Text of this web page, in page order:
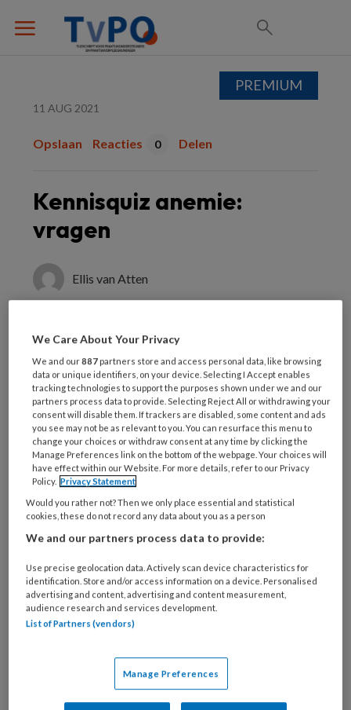
11 AUG 2021
Opslaan Reacties 0 Delen
Kennisquiz anemie:
vragen
Ellis van Atten
onderwerpen die met je beroep te
maken hebben. Deze quiz gaat over
anemie. De vragen zijn deels
geformuleerd als stellingen en deels
als multiplechoicevragen.
Test je kennis over allerlei onderwerpen
Al abonnee?Log dan in
PREMIUM
We Care About Your Privacy
We and our887 partners store and access personal data, like browsing
data or unique identifiers, on your device. Selecting I Accept enables
tracking technologies to support the purposes shown under we and our
partners process data to provide. Selecting Reject All or withdrawing your
consent will disable them. If trackers are disabled, some content and ads
you see may not be as relevant to you. You can resurface this menu to
change your choices or withdraw consent at any time by clicking the
Manage Preferences link on the bottom of the webpage. Your choices will
have effect within our Website. For more details, refer to our Privacy
Policy. Privacy Statement
Would you rather not? Then we only place essential and statistical
cookies, these do not record any data about you as a person
We and our partners process data to provide:
Use precise geolocation data. Actively scan device characteristics for
identification. Store and/or access information on a device. Personalised
advertising and content, advertising and content measurement,
audience research and services development.
List of Partners (vendors)
Manage Preferences